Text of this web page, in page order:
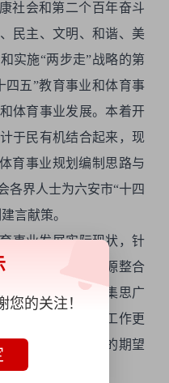
社会和第二个百年奋斗
民主、文明、和谐、美
实施“两步走”战略的第
四五”教育事业和体育事
体育事业发展。本着开
于民有机结合起来，现
育事业规划编制思路与
各界人士为六安市“十四
言献策。
事业发展实际现状，针
展方向、教育资源整合
议，各抒己见，集思广
业发展规划编制工作更
育体育事业发展的期望
您的关注！